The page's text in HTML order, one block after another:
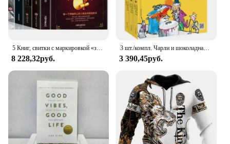
8 228,32руб.
3 шт./компл. Чарли и шоколадная фабрика роалд даль история с книгой Pinyin прекрасная книга с картинками для детей китайское издание
3 390,45руб.